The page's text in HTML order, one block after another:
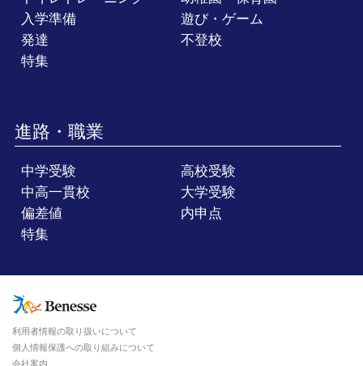
入学準備
遊び・ゲーム
発達
不登校
特集
進路・職業
中学受験
高校受験
中高一貫校
大学受験
偏差値
内申点
特集
利用者情報の取り扱いについて
個人情報保護への取り組みについて
会社案内